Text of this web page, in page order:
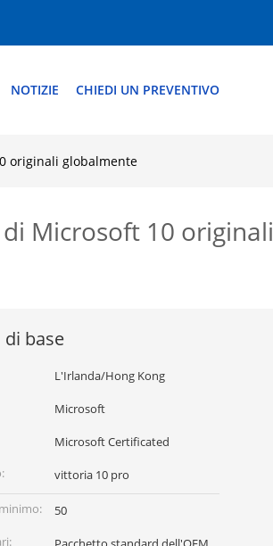
NOTIZIE CHIEDI UN PREVENTIVO
originali globalmente
Microsoft 10 originali
base
L'Irlanda/Hong Kong
Microsoft
Microsoft Certificated
vittoria 10 pro
50